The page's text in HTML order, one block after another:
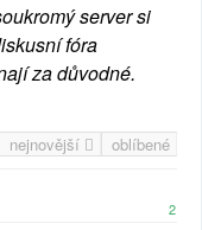
server si
fóra
za důvodné.
nejnovější oblíbené
2